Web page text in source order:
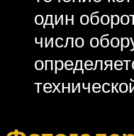
один
число